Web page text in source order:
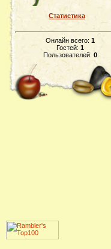
Статистика
Онлайн всего: 1
Гостей: 1
Пользователей: 0